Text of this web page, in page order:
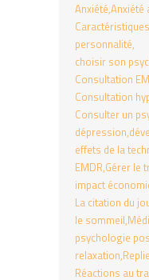
Anxiété Anxiété
personnalité
choisir son
Consultation
Consultation
Consulter un
dépression
effets de la
EMDR Gérer le
impact
La citation du
le sommeil
psychologie
relaxation
Réactions au